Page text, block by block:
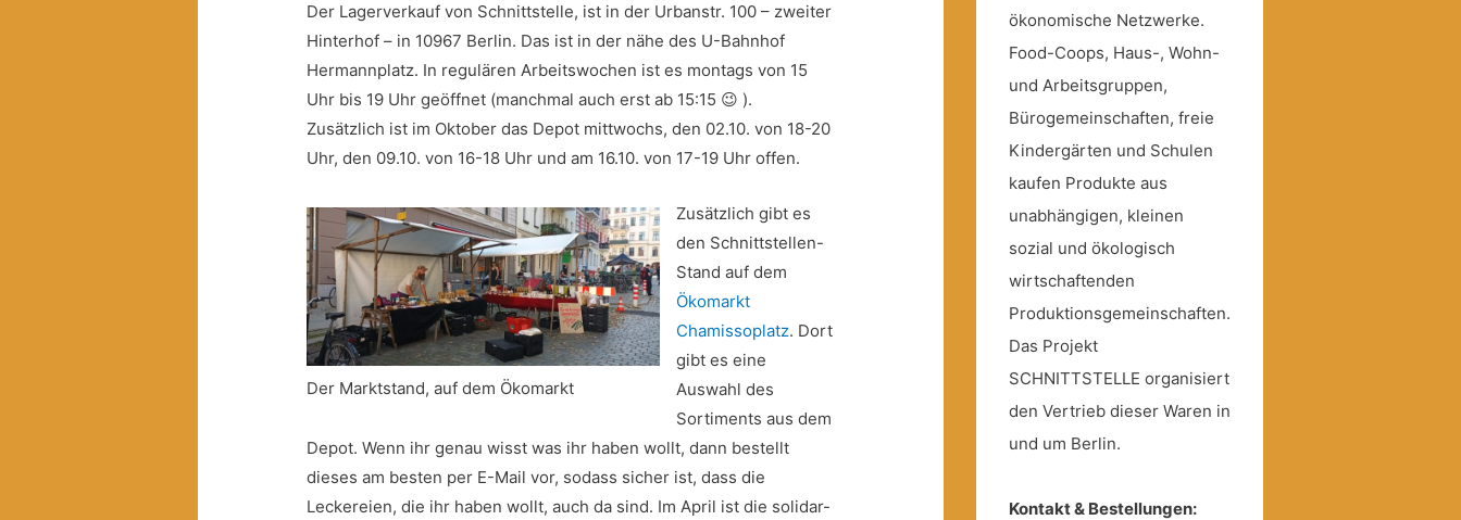
Der Lagerverkauf von Schnittstelle, ist in der Urbanstr. 100 – zweiter
Hinterhof – in 10967 Berlin. Das ist in der nähe des U-Bahnhof
Hermannplatz. In regulären Arbeitswochen ist es montags von 15
Uhr bis 19 Uhr geöffnet (manchmal auch erst ab 15:15 😉 ).
Zusätzlich ist im Oktober das Depot mittwochs, den 02.10. von 18-20
Uhr, den 09.10. von 16-18 Uhr und am 16.10. von 17-19 Uhr offen.
Der Marktstand, auf dem Ökomarkt
Zusätzlich gibt es
den Schnittstellen-
Stand auf dem
Ökomarkt
Chamissoplatz. Dort
gibt es eine
Auswahl des
Sortiments aus dem
Depot. Wenn ihr genau wisst was ihr haben wollt, dann bestellt
dieses am besten per E-Mail vor, sodass sicher ist, dass die
Leckereien, die ihr haben wollt, auch da sind. Im April ist die solidar-
ökonomische Netzwerke.
Food-Coops, Haus-, Wohn-
und Arbeitsgruppen,
Bürogemeinschaften, freie
Kindergärten und Schulen
kaufen Produkte aus
unabhängigen, kleinen
sozial und ökologisch
wirtschaftenden
Produktionsgemeinschaften.
Das Projekt
SCHNITTSTELLE organisiert
den Vertrieb dieser Waren in
und um Berlin.
Kontakt & Bestellungen: